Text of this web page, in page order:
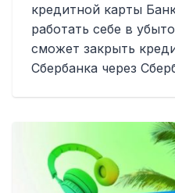
кредитной карты
работать себе в
сможет закрыть
Сбербанка через